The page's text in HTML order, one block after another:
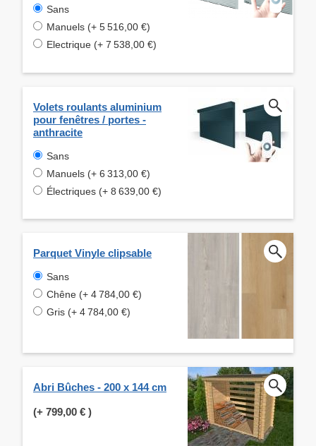
Sans
Manuels (+ 5 516,00 €)
Electrique (+ 7 538,00 €)
Volets roulants aluminium
pour fenêtres / portes -
anthracite
Sans
Manuels (+ 6 313,00 €)
Électriques (+ 8 639,00 €)
Parquet Vinyle clipsable
Sans
Chêne (+ 4 784,00 €)
Gris (+ 4 784,00 €)
Abri Bûches - 200 x 144 cm
(+ 799,00 € )